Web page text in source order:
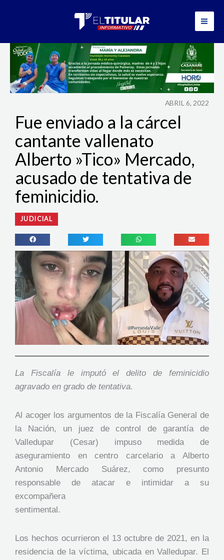
ABRIL 6, 2022
Fue enviado a la cárcel
cantante vallenato
Alberto »Tico» Mercado,
acusado de tentativa de
feminicidio.
JUDICIAL
La Fiscalía le imputó el delito de feminicidio
agravado en grado de tentativa.
Al acoger los argumentos de la Fiscalía General de
la Nación, un juez de control de garantía de
Valledupar (Cesar) impuso medida de
aseguramiento en centro carcelario a Alberto
Antonio Mercado Suárez, como presunto
responsable de atacar e intimidar a su
excompañera
sentimental.
Los hechos ocurrieron el 13 octubre de 2021, en la
residencia de la víctima, ubicada en Valledupar. El